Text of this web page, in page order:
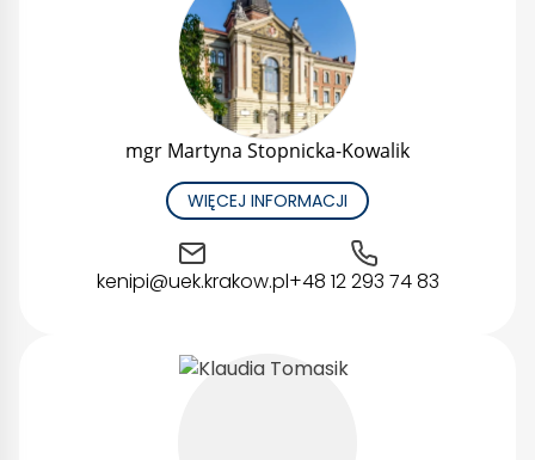
mgr Martyna Stopnicka-Kowalik
WIĘCEJ INFORMACJI
kenipi@uek.krakow.pl+48 12 293 74 83